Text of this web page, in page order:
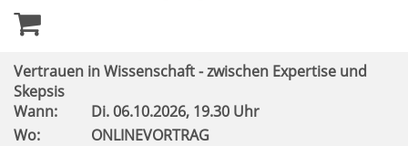
Vertrauen in Wissenschaft - zwischen Expertise und
Skepsis
Wann:
Di.06.10.2026, 19.30 Uhr
Wo:
ONLINEVORTRAG